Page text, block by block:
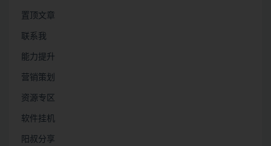
置顶文章
联系我
能力提升
营销策划
资源专区
软件挂机
阳叔分享